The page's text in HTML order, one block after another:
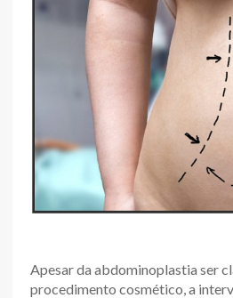
Apesar da abdominoplastia ser
procedimento cosmético, a